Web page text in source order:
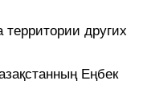
других
Еңбек